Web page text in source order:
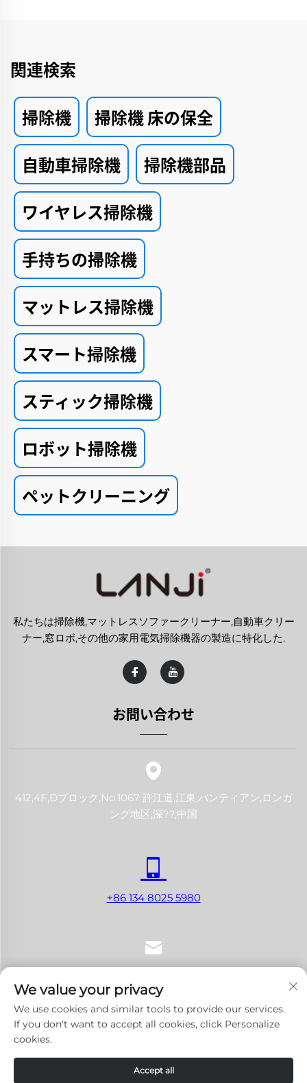
関連検索
掃除機
掃除機 床の保全
自動車掃除機
掃除機部品
ワイヤレス掃除機
手持ちの掃除機
マットレス掃除機
スマート掃除機
スティック掃除機
ロボット掃除機
ペットクリーニング
私たちは掃除機,マットレスソファークリーナー,自動車クリー
ナー,窓ロボ,その他の家用電気掃除機器の製造に特化した.
お問い合わせ
412,4F,Dブロック,No.1067 許江道,江東,バンティアン,ロンガ
ング地区,深??,中国
+86 134 8025 5980
著作権 © 2024 深圳LANJI Tech Co., Ltd. すべての権利を留保し
ます。 プライバシーポリシー-ブログ
We value your privacy
We use cookies and similar tools to provide our services.
If you don't want to accept all cookies, click Personalize
cookies.
Accept all